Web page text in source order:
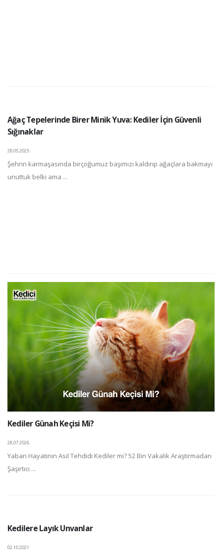
Ağaç Tepelerinde Birer Minik Yuva: Kediler İçin Güvenli
Sığınaklar
28.05.2025
Şehrin karmaşasında birçoğumuz başımızı kaldırıp ağaçlara bakmayı
unuttuk belki ama ...
Kediler Günah Keçisi Mi?
28.07.2026
Yaban Hayatının Asıl Tehdidi Kediler mi? 52 Bin Vakalık Araştırmadan
Şaşırtıcı ...
Kedilere Layık Unvanlar
02.10.2021